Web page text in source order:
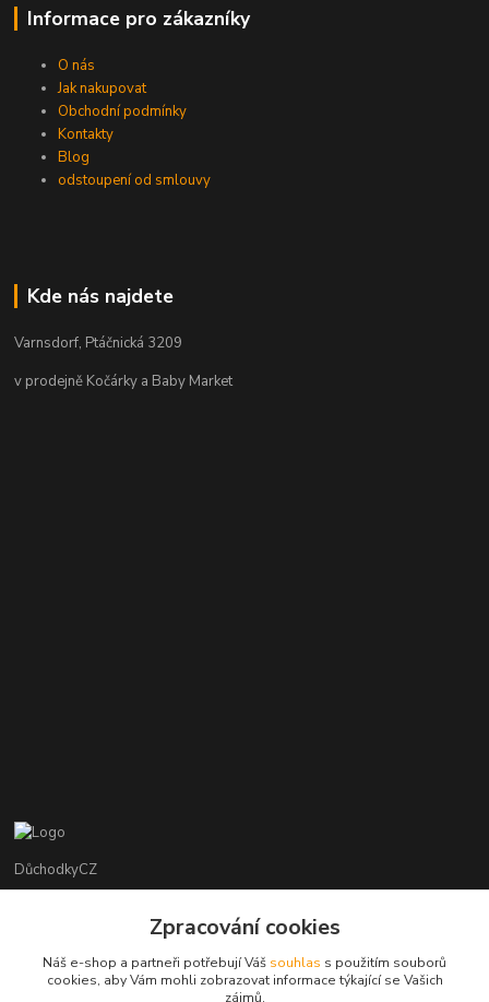
Informace pro zákazníky
O nás
Jak nakupovat
Obchodní podmínky
Kontakty
Blog
odstoupení od smlouvy
Kde nás najdete
Varnsdorf, Ptáčnická 3209
v prodejně Kočárky a Baby Market
DůchodkyCZ
+420 412384749
objednavky@duchodky.cz
Zpracování cookies
Náš e-shop a partneři potřebují Váš souhlas s použitím souborů
cookies, aby Vám mohli zobrazovat informace týkající se Vašich
zájmů.